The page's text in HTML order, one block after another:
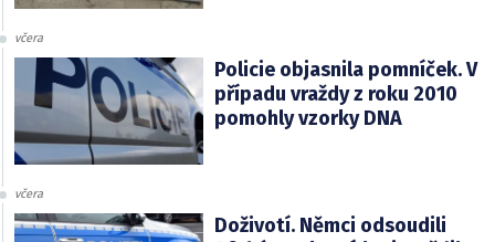
včera
Policie objasnila pomníček. V
případu vraždy z roku 2010
pomohly vzorky DNA
včera
Doživotí. Němci odsoudili